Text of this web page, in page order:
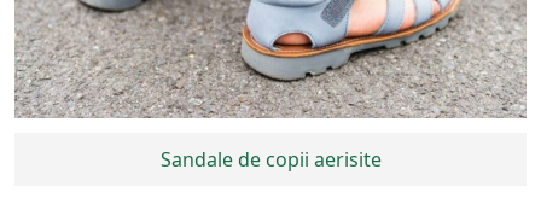
Sandale de copii aerisite